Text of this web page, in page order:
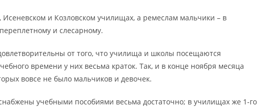
и Козловском училищах, а ремеслам мальчики – в
и слесарному.
от того, что училища и школы посещаются
времени у них весьма краток. Так, и в конце ноября месяца
вовсе не было мальчиков и девочек.
учебными пособиями весьма достаточно; в училищах же 1-го